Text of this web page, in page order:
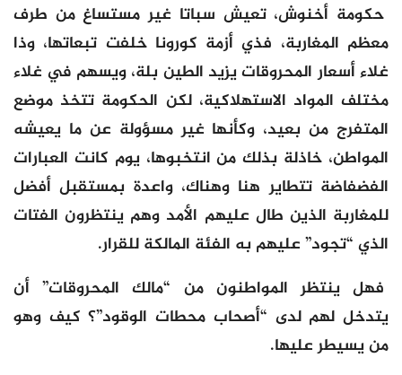
حكومة أخنوش، تعيش سباتا غير مستساغ من طرف
معظم المغاربة، فذي أزمة كورونا خلفت تبعاتها، وذا
غلاء أسعار المحروقات يزيد الطين بلة، ويسهم في غلاء
مختلف المواد الاستهلاكية، لكن الحكومة تتخذ موضع
المتفرج من بعيد، وكأنها غير مسؤولة عن ما يعيشه
المواطن، خاذلة بذلك من انتخبوها، يوم كانت العبارات
الفضفاضة تتطاير هنا وهناك، واعدة بمستقبل أفضل
للمغاربة الذين طال عليهم الأمد وهم ينتظرون الفتات
الذي “تجود” عليهم به الفئة المالكة للقرار.
فهل ينتظر المواطنون من “مالك المحروقات” أن
يتدخل لهم لدى “أصحاب محطات الوقود”؟ كيف وهو
من يسيطر عليها.